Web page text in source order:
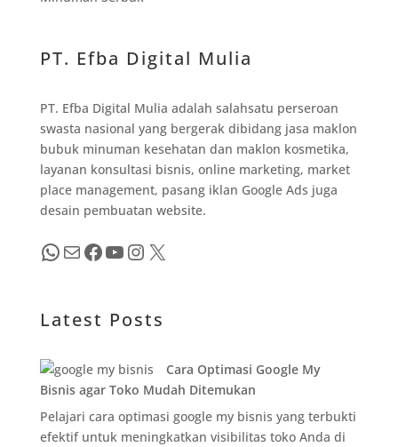
PT. Efba Digital Mulia
PT. Efba Digital Mulia adalah salahsatu perseroan
swasta nasional yang bergerak dibidang jasa maklon
bubuk minuman kesehatan dan maklon kosmetika,
layanan konsultasi bisnis, online marketing, market
place management, pasang iklan Google Ads juga
desain pembuatan website.
WhatsApp Mail Facebook YouTube InstagramX
Latest Posts
Cara Optimasi Google My
Bisnis agar Toko Mudah Ditemukan
Pelajari cara optimasi google my bisnis yang terbukti
efektif untuk meningkatkan visibilitas toko Anda di